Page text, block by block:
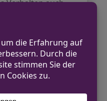
Verhalten auch
könnte. Daher
um die
Jährigen zu
eine